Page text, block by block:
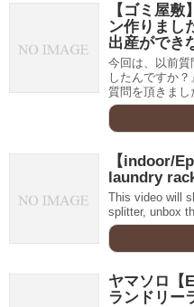
【ゴミ屋
ン作りまし
出産ができ
今回は、以前質
したんですか
質問を頂きまし
【indoor/
laundry
This video will
splitter, unbox
ヤマソロ【
ランドリ